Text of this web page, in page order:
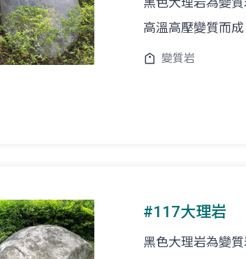
高溫高壓變質而
變質岩
#117大理岩
黑色大理岩為變